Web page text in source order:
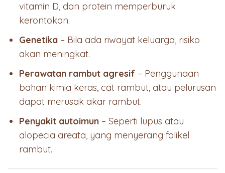
vitamin D, dan protein memperburuk
kerontokan.
Genetika – Bila ada riwayat keluarga, risiko
akan meningkat.
Perawatan rambut agresif – Penggunaan
bahan kimia keras, cat rambut, atau pelurusan
dapat merusak akar rambut.
Penyakit autoimun – Seperti lupus atau
alopecia areata, yang menyerang folikel
rambut.